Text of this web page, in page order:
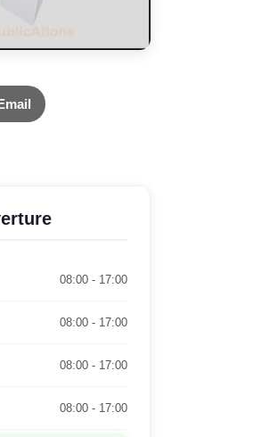
08:00 - 17:00
08:00 - 17:00
08:00 - 17:00
08:00 - 17:00